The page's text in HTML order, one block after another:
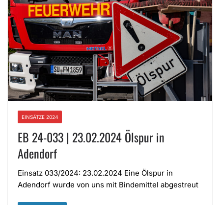
EINSÄTZE 2024
EB 24-033 | 23.02.2024 Ölspur in
Adendorf
Einsatz 033/2024: 23.02.2024 Eine Ölspur in
Adendorf wurde von uns mit Bindemittel abgestreut